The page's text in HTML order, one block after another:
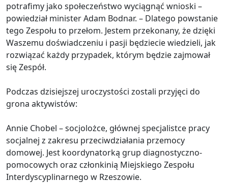
potrafimy jako społeczeństwo wyciągnąć wnioski –
powiedział minister Adam Bodnar. – Dlatego powstanie
tego Zespołu to przełom. Jestem przekonany, że dzięki
Waszemu doświadczeniu i pasji będziecie wiedzieli, jak
rozwiązać każdy przypadek, którym będzie zajmował
się Zespół.
Podczas dzisiejszej uroczystości zostali przyjęci do
grona aktywistów:
Annie Chobel – socjolożce, głównej specjalistce pracy
socjalnej z zakresu przeciwdziałania przemocy
domowej. Jest koordynatorką grup diagnostyczno-
pomocowych oraz członkinią Miejskiego Zespołu
Interdyscyplinarnego w Rzeszowie.